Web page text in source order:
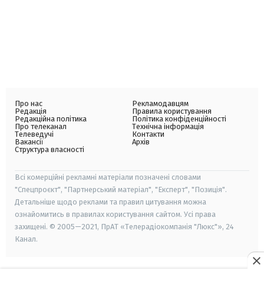
Про нас
Редакція
Редакційна політика
Про телеканал
Телеведучі
Вакансії
Структура власності
Рекламодавцям
Правила користування
Політика конфіденційності
Технічна інформація
Контакти
Архів
Всі комерційні рекламні матеріали позначені словами
"Спецпроєкт", "Партнерський матеріал", "Експерт", "Позиція".
Детальніше щодо реклами та правил цитування можна
ознайомитись в правилах користування сайтом. Усі права
захищені. © 2005—2021, ПрАТ «Телерадіокомпанія "Люкс"», 24
Канал.